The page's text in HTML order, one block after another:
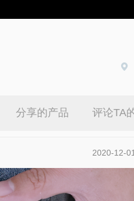
分享的产品 评论TA
2020-12-